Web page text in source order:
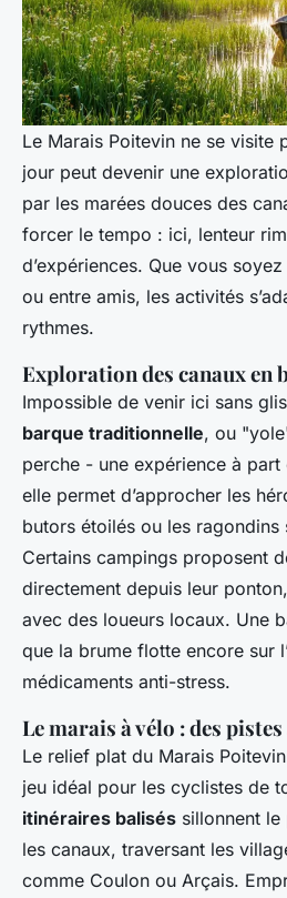
Le Marais Poitevin ne se visite
jour peut devenir une
par les marées douces des
forcer le tempo : ici, lenteur
d’expériences. Que vous
ou entre amis, les activités
rythmes.
Exploration des canaux en
Impossible de venir ici sans
barque traditionnelle, ou
perche - une expérience à part
elle permet d’approcher les
butors étoilés ou les ragondins
Certains campings proposent
directement depuis leur
avec des loueurs locaux. Une
que la brume flotte encore sur
médicaments anti-stress.
Le marais à vélo : des
Le relief plat du Marais
jeu idéal pour les cyclistes de
itinéraires balisés sillonnent
les canaux, traversant les
comme Coulon ou Arçais.